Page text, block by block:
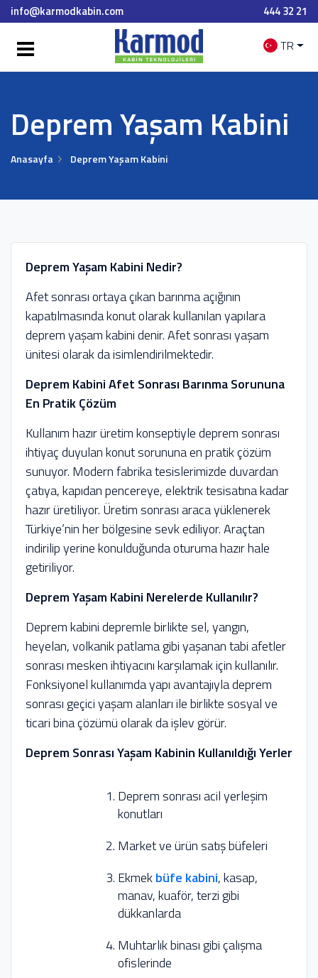
info@karmodkabin.com 444 32 21
TR
Deprem Yaşam Kabini
Anasayfa Deprem Yaşam Kabini
Deprem Yaşam Kabini Nedir?
Afet sonrası ortaya çıkan barınma açığının
kapatılmasında konut olarak kullanılan yapılara
deprem yaşam kabini denir. Afet sonrası yaşam
ünitesi olarak da isimlendirilmektedir.
Deprem Kabini Afet Sonrası Barınma Sorununa
En Pratik Çözüm
Kullanım hazır üretim konseptiyle deprem sonrası
ihtiyaç duyulan konut sorununa en pratik çözüm
sunuyor. Modern fabrika tesislerimizde duvardan
çatıya, kapıdan pencereye, elektrik tesisatına kadar
hazır üretiliyor. Üretim sonrası araca yüklenerek
Türkiye’nin her bölgesine sevk ediliyor. Araçtan
indirilip yerine konulduğunda oturuma hazır hale
getiriliyor.
Deprem Yaşam Kabini Nerelerde Kullanılır?
Deprem kabini depremle birlikte sel, yangın,
heyelan, volkanik patlama gibi yaşanan tabi afetler
sonrası mesken ihtiyacını karşılamak için kullanılır.
Fonksiyonel kullanımda yapı avantajıyla deprem
sonrası geçici yaşam alanları ile birlikte sosyal ve
ticari bina çözümü olarak da işlev görür.
Deprem Sonrası Yaşam Kabinin Kullanıldığı Yerler
Deprem sonrası acil yerleşim
konutları
Market ve ürün satış büfeleri
Ekmekbüfe kabini, kasap,
manav, kuaför, terzi gibi
dükkanlarda
Muhtarlık binası gibi çalışma
ofislerinde